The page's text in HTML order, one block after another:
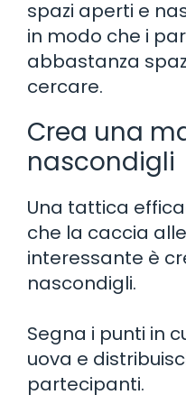
spazi aperti e
in modo che i
abbastanza
cercare.
Crea una
nascondigli
Una tattica
che la caccia
interessante è
nascondigli.
Segna i punti in
uova e
partecipanti.